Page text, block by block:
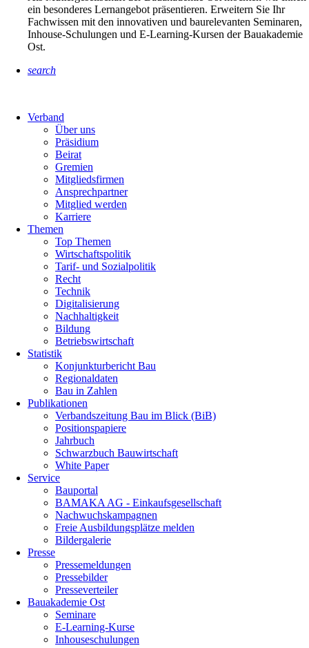
ein besonderes Lernangebot präsentieren. Erweitern Sie Ihr
Fachwissen mit den innovativen und baurelevanten Seminaren,
Inhouse-Schulungen und E-Learning-Kursen der Bauakademie
Ost.
search
Verband
Über uns
Präsidium
Beirat
Gremien
Mitgliedsfirmen
Ansprechpartner
Mitglied werden
Karriere
Themen
Top Themen
Wirtschaftspolitik
Tarif- und Sozialpolitik
Recht
Technik
Digitalisierung
Nachhaltigkeit
Bildung
Betriebswirtschaft
Statistik
Konjunkturbericht Bau
Regionaldaten
Bau in Zahlen
Publikationen
Verbandszeitung Bau im Blick (BiB)
Positionspapiere
Jahrbuch
Schwarzbuch Bauwirtschaft
White Paper
Service
Bauportal
BAMAKA AG - Einkaufsgesellschaft
Nachwuchskampagnen
Freie Ausbildungsplätze melden
Bildergalerie
Presse
Pressemeldungen
Pressebilder
Presseverteiler
Bauakademie Ost
Seminare
E-Learning-Kurse
Inhouseschulungen